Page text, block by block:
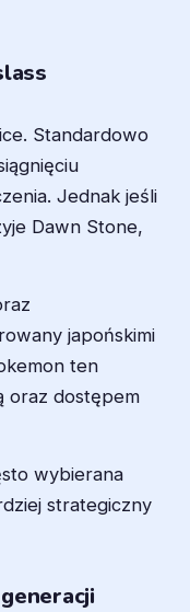
Standardowo
Jednak jeśli
Dawn Stone,
japońskimi
ten
oraz dostępem
wybierana
strategiczny